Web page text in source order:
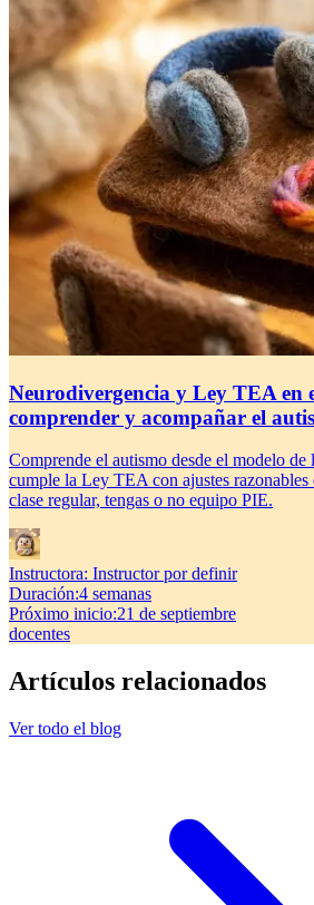
Neurodivergencia y Ley TEA en
comprender y acompañar el
Comprende el autismo desde el modelo
cumple la Ley TEA con ajustes
clase regular, tengas o no equipo PIE.
Instructora: Instructor por definir
Duración:4 semanas
Próximo inicio:21 de septiembre
docentes
Artículos relacionados
Ver todo el blog